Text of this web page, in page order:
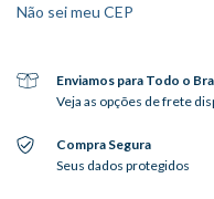
Não sei meu CEP
Enviamos para Todo o
Veja as opções de frete
Compra Segura
Seus dados protegidos